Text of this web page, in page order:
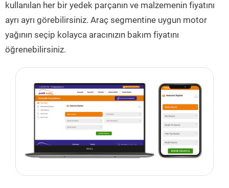
kullanılan her bir yedek parçanın ve malzemenin fiyatını
ayrı ayrı görebilirsiniz. Araç segmentine uygun motor
yağının seçip kolayca aracınızın bakım fiyatını
öğrenebilirsiniz.